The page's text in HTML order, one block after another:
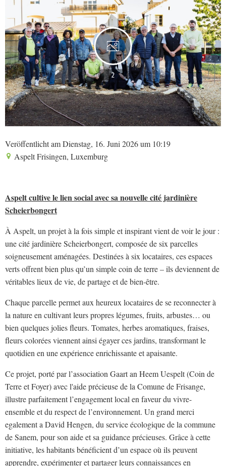
2
Veröffentlicht am Dienstag, 16. Juni 2026 um 10:19
Aspelt Frisingen, Luxemburg
Aspelt cultive le lien social avec sa nouvelle cité jardinière
Scheierbongert
À Aspelt, un projet à la fois simple et inspirant vient de voir le jour :
une cité jardinière Scheierbongert, composée de six parcelles
soigneusement aménagées. Destinées à six locataires, ces espaces
verts offrent bien plus qu’un simple coin de terre – ils deviennent de
véritables lieux de vie, de partage et de bien-être.
Chaque parcelle permet aux heureux locataires de se reconnecter à
la nature en cultivant leurs propres légumes, fruits, arbustes… ou
bien quelques jolies fleurs. Tomates, herbes aromatiques, fraises,
fleurs colorées viennent ainsi égayer ces jardins, transformant le
quotidien en une expérience enrichissante et apaisante.
Ce projet, porté par l’association Gaart an Heem Uespelt (Coin de
Terre et Foyer) avec l'aide précieuse de la Comune de Frisange,
illustre parfaitement l’engagement local en faveur du vivre-
ensemble et du respect de l’environnement. Un grand merci
egalement a David Hengen, du service écologique de la commune
de Sanem, pour son aide et sa guidance précieuses. Grâce à cette
initiative, les habitants bénéficient d’un espace où ils peuvent
apprendre, expérimenter et partager leurs connaissances en